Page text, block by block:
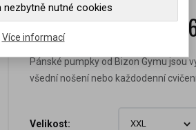
Bizon Gym
Pánské pumpky od Bizon Gymu jsou
všední nošení nebo každodenní
Velikost:
nezbytně nutné cookies
Více informací